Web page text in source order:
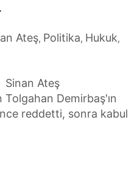
Ateş, Politika, Hukuk,
Sinan Ateş
Demirbaş'ın
reddetti, sonra kabul